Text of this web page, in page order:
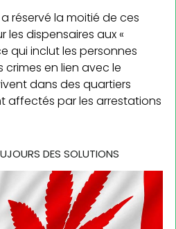
réservé la moitié de ces
les dispensaires aux «
qui inclut les personnes
en lien avec le
dans des quartiers
affectés par les arrestations
DES SOLUTIONS